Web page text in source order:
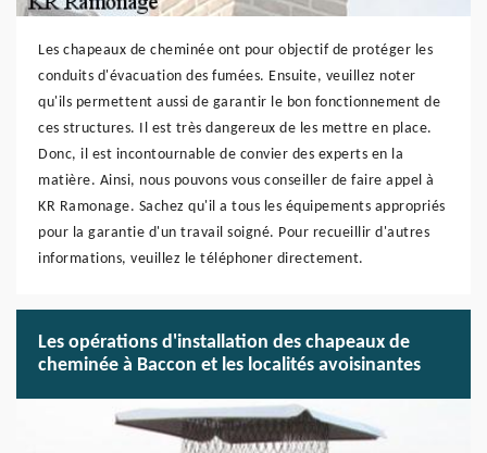
Les chapeaux de cheminée ont pour objectif de protéger les
conduits d'évacuation des fumées. Ensuite, veuillez noter
qu'ils permettent aussi de garantir le bon fonctionnement de
ces structures. Il est très dangereux de les mettre en place.
Donc, il est incontournable de convier des experts en la
matière. Ainsi, nous pouvons vous conseiller de faire appel à
KR Ramonage. Sachez qu'il a tous les équipements appropriés
pour la garantie d'un travail soigné. Pour recueillir d'autres
informations, veuillez le téléphoner directement.
Les opérations d'installation des chapeaux de
cheminée à Baccon et les localités avoisinantes